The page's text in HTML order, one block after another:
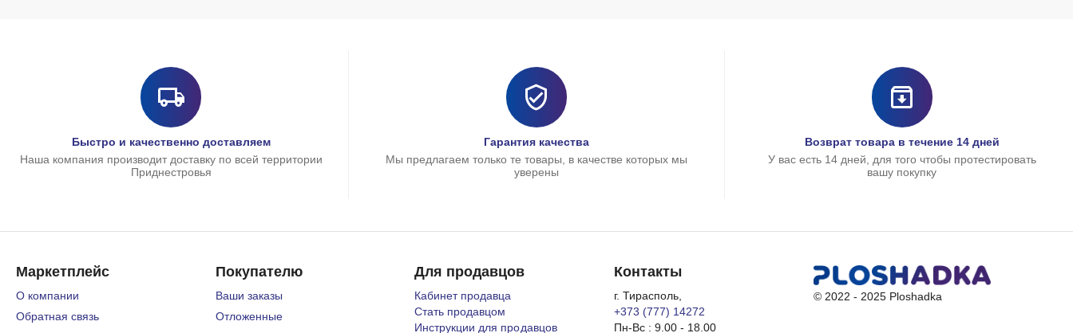
Быстро и качественно доставляем
Наша компания производит доставку по всей территории
Приднестровья
Гарантия качества
Мы предлагаем только те товары, в качестве которых мы
уверены
Возврат товара в течение 14 дней
У вас есть 14 дней, для того чтобы протестировать
вашу покупку
Маркетплейс
О компании
Обратная связь
Покупателю
Ваши заказы
Отложенные
Для продавцов
Кабинет продавца
Стать продавцом
Инструкции для продавцов
Контакты
г. Тирасполь,
+373 (777) 14272
Пн-Вс : 9.00 - 18.00
© 2022 - 2025 Ploshadka